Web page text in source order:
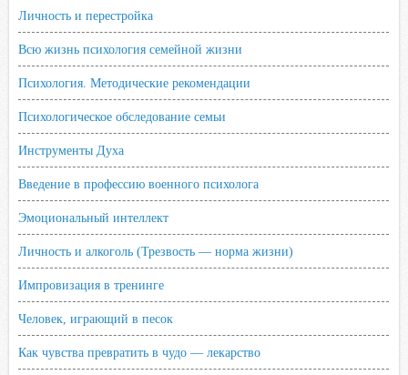
Личность и перестройка
Всю жизнь психология семейной жизни
Психология. Методические рекомендации
Психологическое обследование семьи
Инструменты Духа
Введение в профессию военного психолога
Эмоциональный интеллект
Личность и алкоголь (Трезвость — норма жизни)
Импровизация в тренинге
Человек, играющий в песок
Как чувства превратить в чудо — лекарство